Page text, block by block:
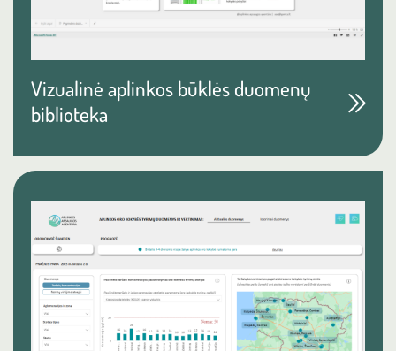
Vizualinė aplinkos būklės duomenų
biblioteka